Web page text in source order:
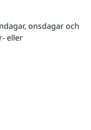
onsdagar och
eller